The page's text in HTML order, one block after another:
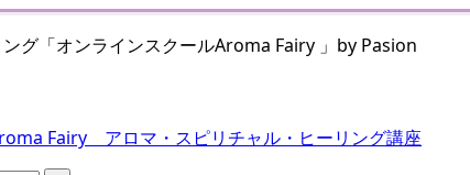
グ「オンラインスクールAroma Fairy 」by Pasion